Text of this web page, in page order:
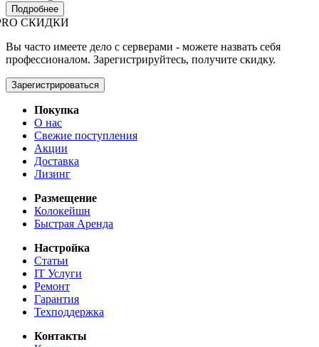
Подробнее
СКИДКИ
Вы часто имеете дело с серверами - можете назвать себя
профессионалом. Зарегистрируйтесь, получите скидку.
Зарегистрироваться
Покупка
О нас
Свежие поступления
Акции
Доставка
Лизинг
Размещение
Колокейшн
Быстрая Аренда
Настройка
Статьи
IT Услуги
Ремонт
Гарантия
Техподдержка
Контакты